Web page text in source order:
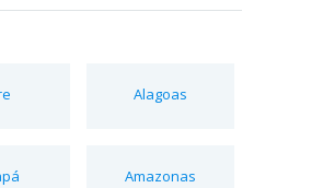
Alagoas
Amazonas